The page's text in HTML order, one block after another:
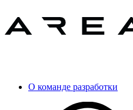
О команде разработки